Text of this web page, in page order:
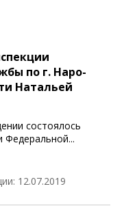
по г. Наро-
Натальей
состоялось
Федеральной...
12.07.2019